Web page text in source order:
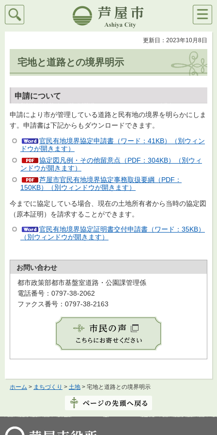
芦屋市
検索
メニ
ュー
更新日：2023年10月8日
宅地と道路との境界明示
申請について
申請により市が管理している道路と民有地の境界を明らかにしま
す。申請書は下記からもダウンロードできます。
官民有地境界協定申請書（ワード：41KB）（別ウィン
ドウが開きます）
協定図凡例・その他留意点（PDF：304KB）（別ウィ
ンドウが開きます）
芦屋市官民有地境界協定事務取扱要綱（PDF：
150KB）（別ウィンドウが開きます）
今までに協定している場合、現在の土地所有者から当時の協定図
（原本証明）を請求することができます。
官民有地境界協定証明書交付申請書（ワード：35KB）
（別ウィンドウが開きます）
お問い合わせ
都市政策部都市基盤室道路・公園課管理係
電話番号：0797-38-2062
ファクス番号：0797-38-2163
ホーム > まちづくり > 土地 > 宅地と道路との境界明示
芦屋市役所